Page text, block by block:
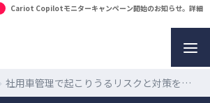
Cariot Copilotモニターキャンペーン開始のお知らせ。詳細
社用車管理で起こりうるリスクと対策を徹底解説！